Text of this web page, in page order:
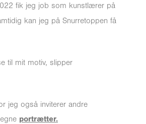
fik jeg job som kunstlærer på
kan jeg på Snurretoppen få
til mit motiv, slipper
jeg også inviterer andre
portrætter.